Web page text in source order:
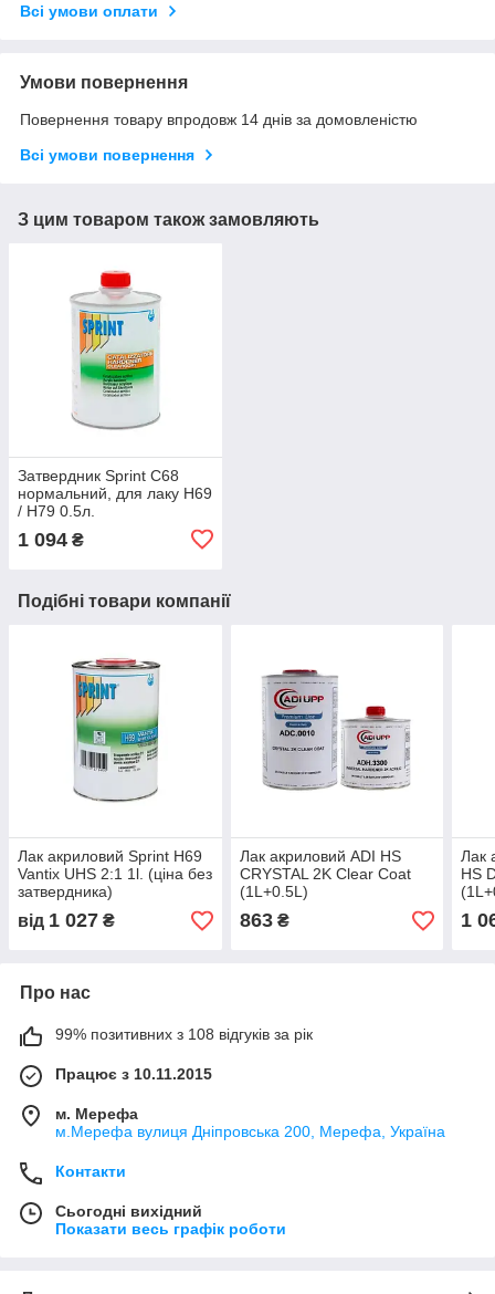
Всі умови оплати
Умови повернення
Повернення товару впродовж 14 днів за домовленістю
Всі умови повернення
З цим товаром також замовляють
Затвердник Sprint C68
нормальний, для лаку H69
/ H79 0.5л.
1 094 ₴
Подібні товари компанії
Лак акриловий Sprint H69
Vantix UHS 2:1 1l. (ціна без
затвердника)
від 1 027 ₴
Лак акриловий ADI HS
CRYSTAL 2K Clear Coat
(1L+0.5L)
863₴
Лак
HS
1
Про нас
99% позитивних з 108 відгуків за рік
Працює з 10.11.2015
м. Мерефа
м.Мерефа вулиця Дніпровська 200, Мерефа, Україна
Контакти
Сьогодні вихідний
Показати весь графік роботи